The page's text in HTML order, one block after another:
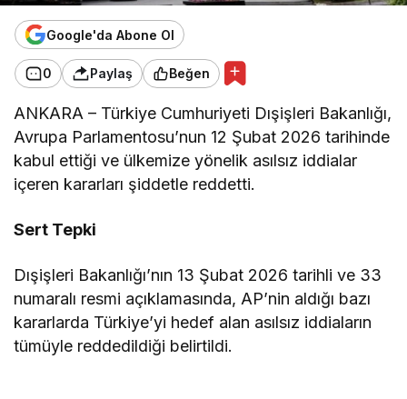
Google'da Abone Ol
0 Paylaş Beğen
ANKARA – Türkiye Cumhuriyeti Dışişleri Bakanlığı,
Avrupa Parlamentosu’nun 12 Şubat 2026 tarihinde
kabul ettiği ve ülkemize yönelik asılsız iddialar
içeren kararları şiddetle reddetti.
Sert Tepki
Dışişleri Bakanlığı’nın 13 Şubat 2026 tarihli ve 33
numaralı resmi açıklamasında, AP’nin aldığı bazı
kararlarda Türkiye’yi hedef alan asılsız iddiaların
tümüyle reddedildiği belirtildi.